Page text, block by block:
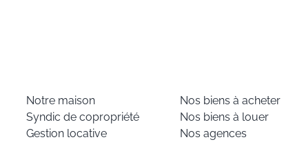
Notre maison
Syndic de copropriété
Gestion locative
Nos biens à acheter
Nos biens à louer
Nos agences